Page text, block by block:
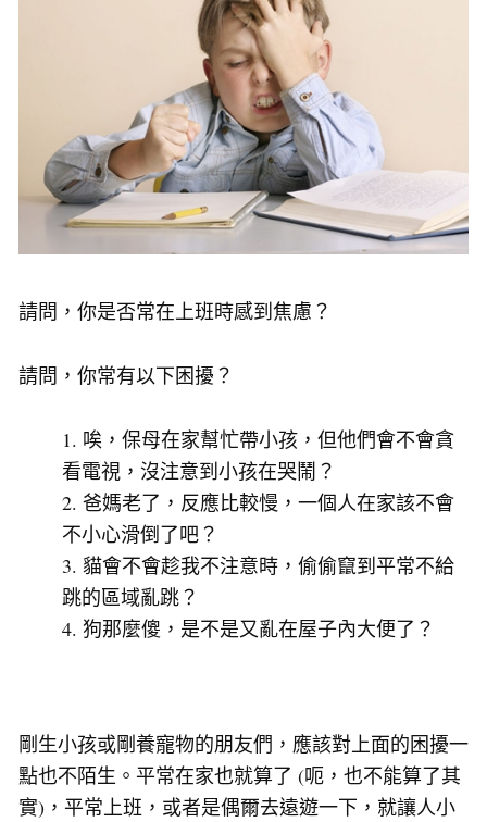
請問，你是否常在上班時感到焦慮？
請問，你常有以下困擾？
唉，保母在家幫忙帶小孩，但他們會不會貪
看電視，沒注意到小孩在哭鬧？
爸媽老了，反應比較慢，一個人在家該不會
不小心滑倒了吧？
貓會不會趁我不注意時，偷偷竄到平常不給
跳的區域亂跳？
狗那麼傻，是不是又亂在屋子內大便了？
剛生小孩或剛養寵物的朋友們，應該對上面的困擾一
點也不陌生。平常在家也就算了 (呃，也不能算了其
實)，平常上班，或者是偶爾去遠遊一下，就讓人小